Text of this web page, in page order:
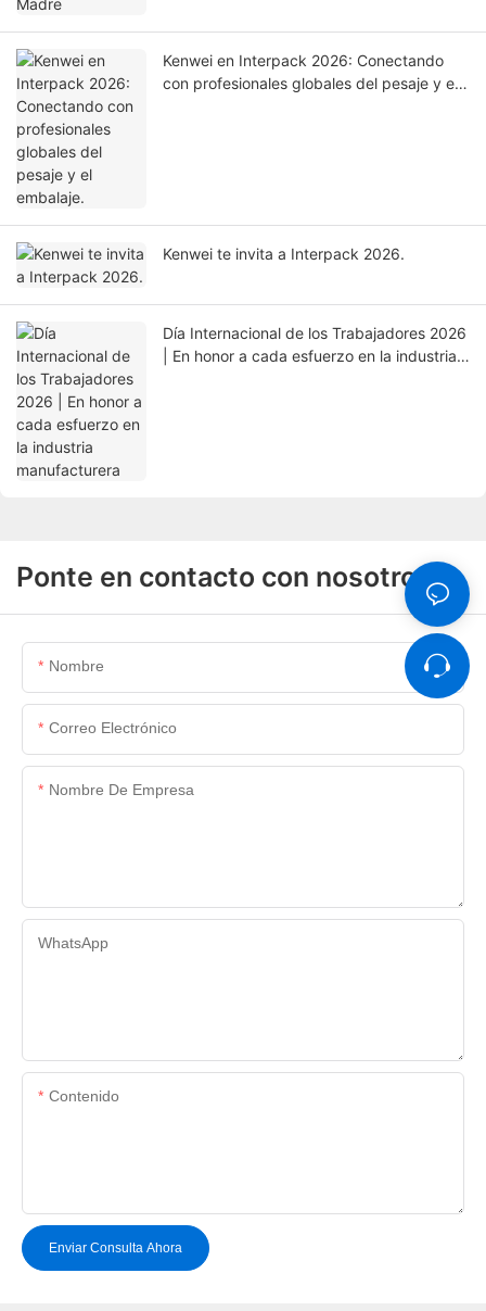
Kenwei en Interpack 2026: Conectando
con profesionales globales del pesaje y el
Kenwei te invita a Interpack 2026.
Día Internacional de los Trabajadores 2026
| En honor a cada esfuerzo en la industria
Ponte en contacto con nosotros
Nombre
Correo Electrónico
Nombre De Empresa
WhatsApp
Contenido
Enviar Consulta Ahora